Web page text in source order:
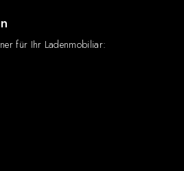
für Ihr Ladenmobiliar: